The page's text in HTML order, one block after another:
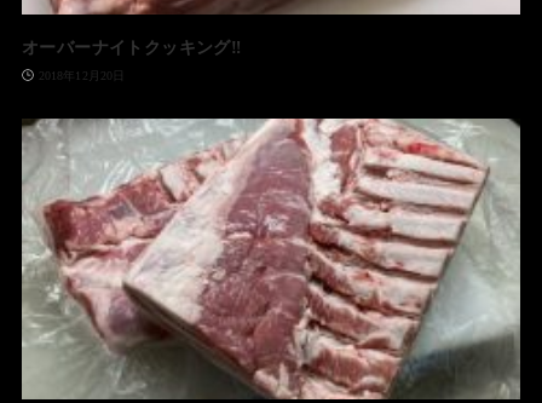
オーバーナイトクッキング‼️
2018年12月20日